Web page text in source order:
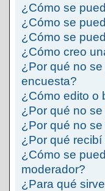
¿Cómo se
¿Cómo se
¿Cómo se
¿Cómo creo
¿Por qué no
encuesta?
¿Cómo edito o
¿Por qué no
¿Por qué no
¿Por qué
¿Cómo se
moderador?
¿Para qué